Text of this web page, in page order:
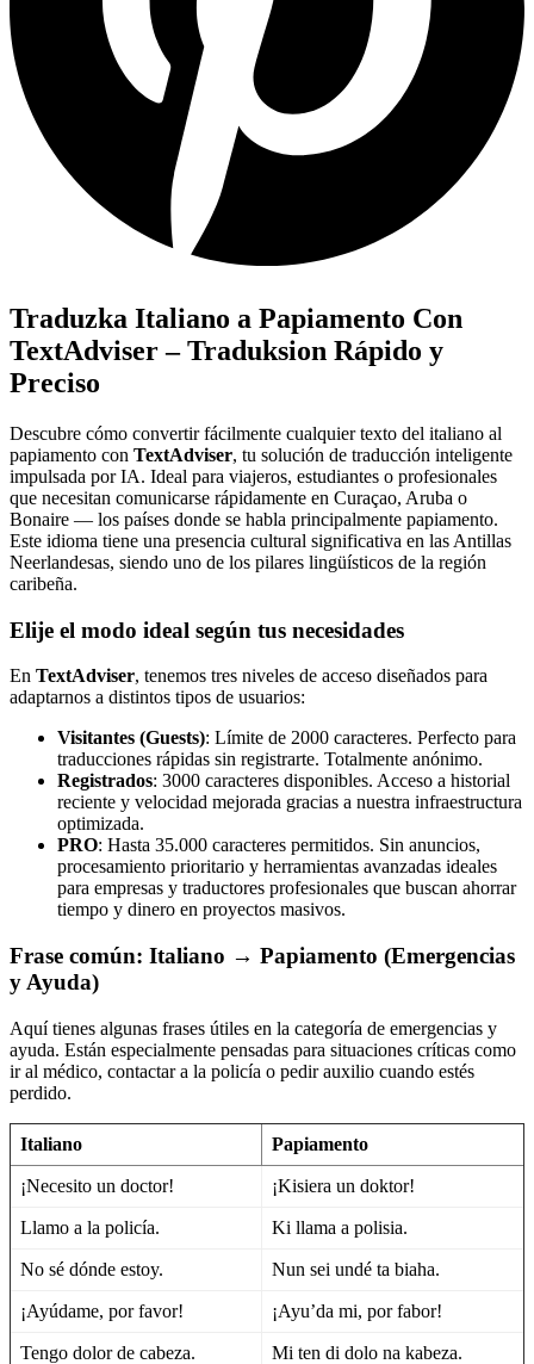
Traduzka Italiano a Papiamento Con
TextAdviser – Traduksion Rápido y
Preciso
Descubre cómo convertir fácilmente cualquier texto del italiano al
papiamento con TextAdviser, tu solución de traducción inteligente
impulsada por IA. Ideal para viajeros, estudiantes o profesionales
que necesitan comunicarse rápidamente en Curaçao, Aruba o
Bonaire — los países donde se habla principalmente papiamento.
Este idioma tiene una presencia cultural significativa en las Antillas
Neerlandesas, siendo uno de los pilares lingüísticos de la región
caribeña.
Elije el modo ideal según tus necesidades
En TextAdviser, tenemos tres niveles de acceso diseñados para
adaptarnos a distintos tipos de usuarios:
Visitantes (Guests): Límite de 2000 caracteres. Perfecto para
traducciones rápidas sin registrarte. Totalmente anónimo.
Registrados: 3000 caracteres disponibles. Acceso a historial
reciente y velocidad mejorada gracias a nuestra infraestructura
optimizada.
PRO: Hasta 35.000 caracteres permitidos. Sin anuncios,
procesamiento prioritario y herramientas avanzadas ideales
para empresas y traductores profesionales que buscan ahorrar
tiempo y dinero en proyectos masivos.
Frase común: Italiano → Papiamento (Emergencias
y Ayuda)
Aquí tienes algunas frases útiles en la categoría de emergencias y
ayuda. Están especialmente pensadas para situaciones críticas como
ir al médico, contactar a la policía o pedir auxilio cuando estés
perdido.
Italiano Papiamento
¡Necesito un doctor! ¡Kisiera un doktor!
Llamo a la policía. Ki llama a polisia.
No sé dónde estoy. Nun sei undé ta biaha.
¡Ayúdame, por favor! ¡Ayu’da mi, por fabor!
Tengo dolor de cabeza. Mi ten di dolo na kabeza.